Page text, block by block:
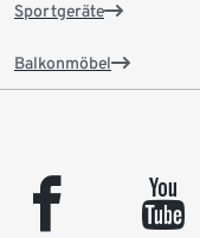
Sportgeräte
Balkonmöbel
facebook youtube